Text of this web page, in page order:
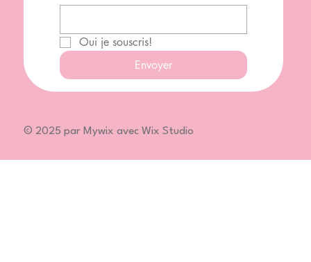
Oui je souscris!
Envoyer
© 2025 par Mywix avec Wix Studio